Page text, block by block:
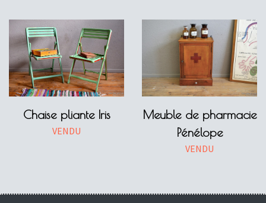
Chaise pliante Iris
VENDU
Meuble de pharmacie
Pénélope
VENDU